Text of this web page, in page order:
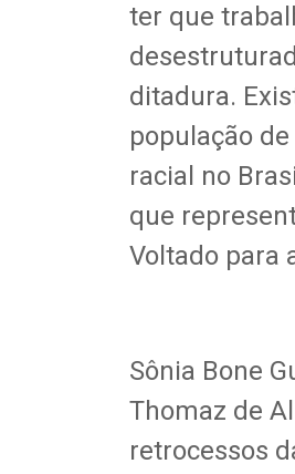
ter que
ditadura.
população
racial no
que
Voltado para
Sônia Bone
Thomaz de
retrocessos